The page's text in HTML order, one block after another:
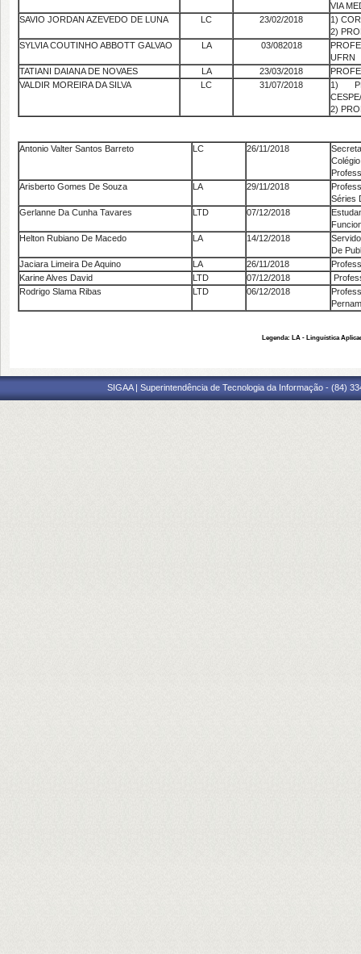
VIA
SAVIO JORDAN AZEVEDO DE LUNA
LC 23/02/2018
1)
2)
SYLVIA COUTINHO ABBOTT GALVAO
LA 03/082018
UFRN
TATIANI DAIANA DE NOVAES
LA 23/03/2018
VALDIR MOREIRA DA SILVA
LC 31/07/2018
1)
2)
Antonio Valter Santos Barreto LC 26/11/2018
Arisberto Gomes De Souza
LA 29/11/2018
Séries
Gerlanne Da Cunha Tavares
LTD 07/12/2018
Helton Rubiano De Macedo
LA 14/12/2018
De
Jaciara Limeira De Aquino
LA 26/11/2018
Karine Alves David
LTD 07/12/2018
Rodrigo Slama Ribas
LTD 06/12/2018
Legenda: LA - Linguística
SIGAA | Superintendência de Tecnologia da Informação - (84)